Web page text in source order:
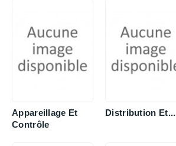
Appareillage Et
Contrôle
Distribution Et...